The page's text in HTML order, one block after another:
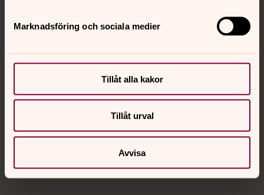
Marknadsföring och sociala medier
Tillåt alla kakor
Tillåt urval
Avvisa
Kalender
Hitta snabbt